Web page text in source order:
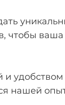
чтобы
и
нашей